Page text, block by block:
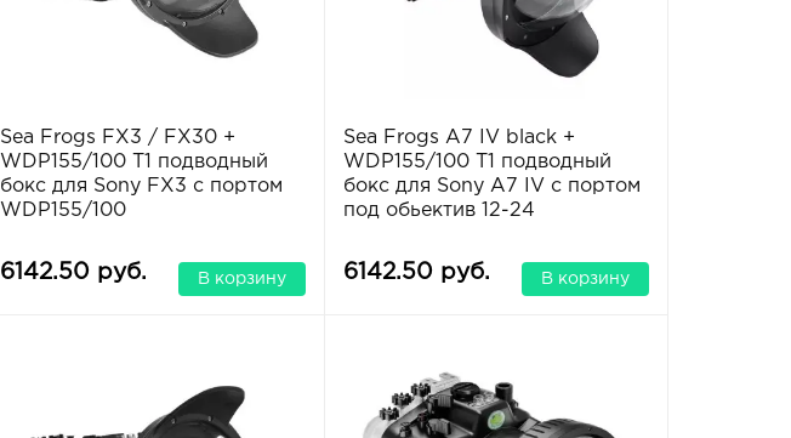
Sea Frogs FX3 / FX30 +
WDP155/100 T1 подводный
бокс для Sony FX3 с портом
WDP155/100
6142.50 руб. В корзину
Sea Frogs A7 IV black +
WDP155/100 T1 подводный
бокс для Sony A7 IV с портом
под обьектив 12-24
6142.50 руб. В корзину